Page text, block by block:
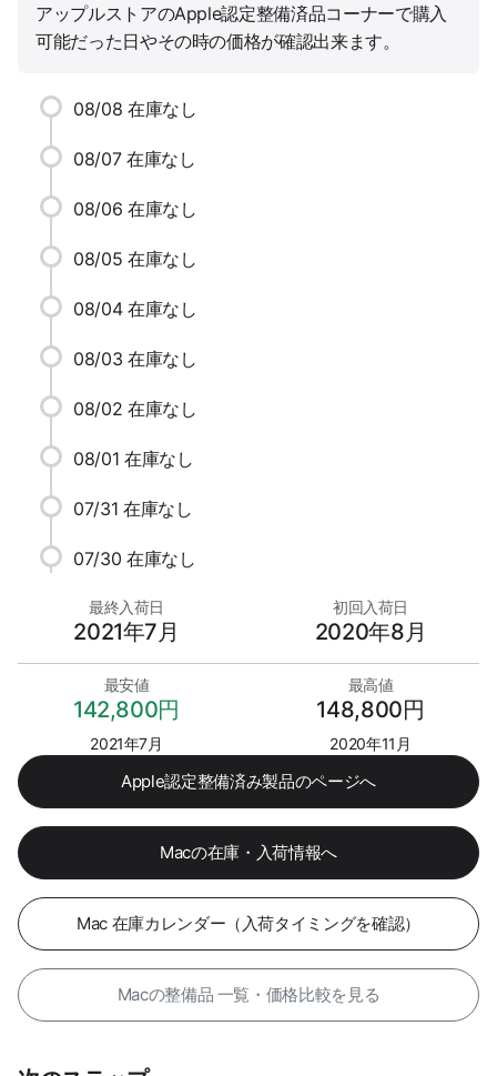
アップルストアのApple認定整備済品コーナーで購入
可能だった日やその時の価格が確認出来ます。
08/08 在庫なし
08/07 在庫なし
08/06 在庫なし
08/05 在庫なし
08/04 在庫なし
08/03 在庫なし
08/02 在庫なし
08/01 在庫なし
07/31 在庫なし
07/30 在庫なし
最終入荷日
2021年7月
初回入荷日
2020年8月
最安値
142,800円
2021年7月
最高値
148,800円
2020年11月
Apple認定整備済み製品のページへ
Macの在庫・入荷情報へ
Mac 在庫カレンダー（入荷タイミングを確認）
Macの整備品 一覧・価格比較を見る